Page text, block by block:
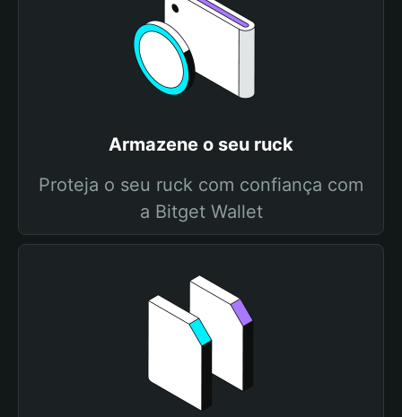
Armazene o seu ruck
Proteja o seu ruck com confiança com
a Bitget Wallet